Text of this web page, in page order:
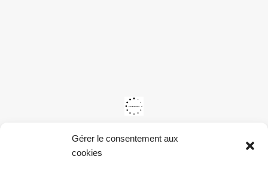
Gérer le consentement aux
cookies